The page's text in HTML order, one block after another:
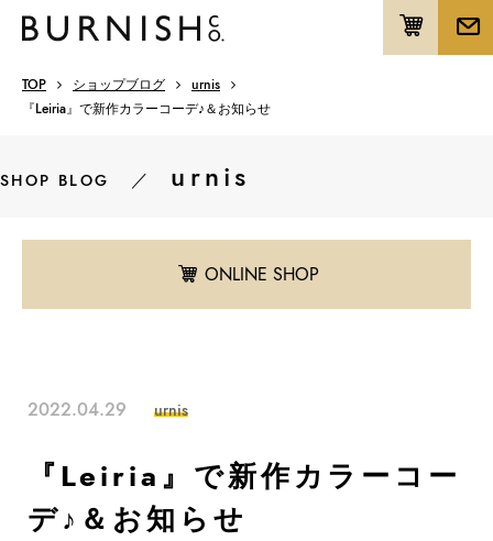
TOP ショップブログ
urnis
『Leiria』で新作カラーコーデ♪＆お知らせ
SHOP BLOG ／ urnis
ONLINE SHOP
2022.04.29 urnis
『Leiria』で新作カラーコー
デ♪＆お知らせ